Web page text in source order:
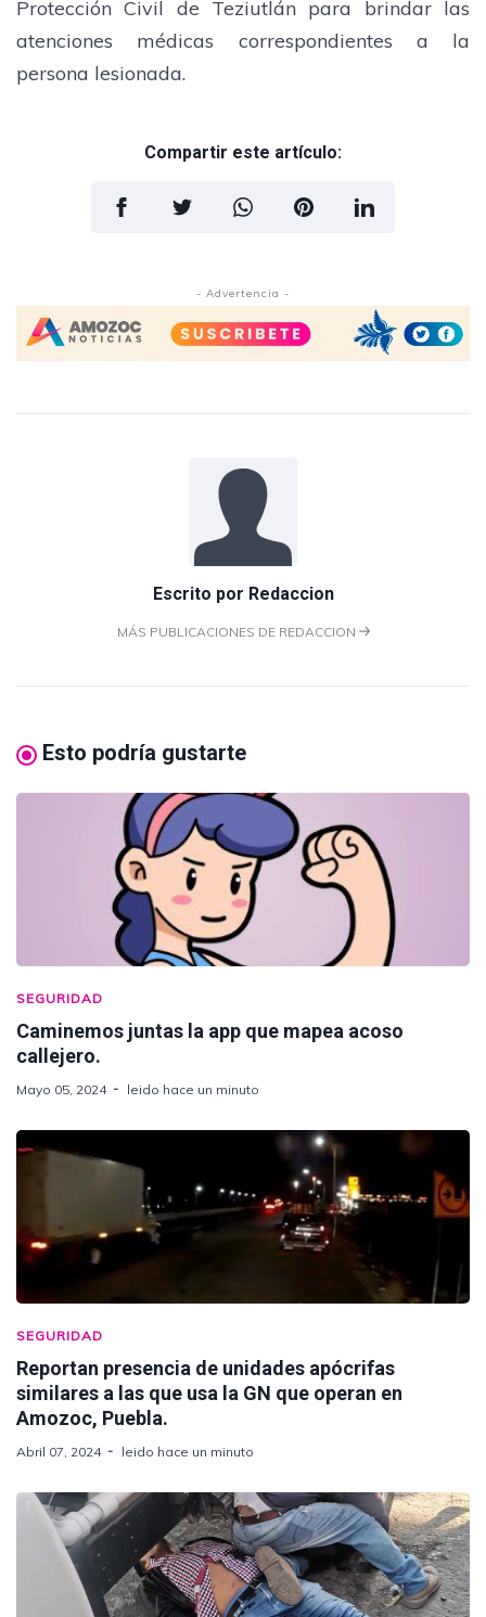
Protección Civil de Teziutlán para brindar las
atenciones médicas correspondientes a la
persona lesionada.
Compartir este artículo:
- Advertencia -
Escrito por Redaccion
MÁS PUBLICACIONES DE REDACCION
Esto podría gustarte
SEGURIDAD
Caminemos juntas la app que mapea acoso
callejero.
Mayo 05, 2024 leido hace un minuto
SEGURIDAD
Reportan presencia de unidades apócrifas
similares a las que usa la GN que operan en
Amozoc, Puebla.
Abril 07, 2024 leido hace un minuto